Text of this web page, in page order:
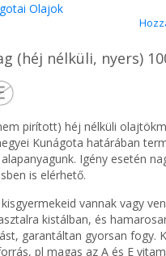
Olajok
(héj nélküli, nyers)
pirított) héj nélküli
Kunágota határában
Igény esetén
is elérhető.
vannak vagy
kistálban, és
garantáltan gyorsan fogy.
pl magas az A és E